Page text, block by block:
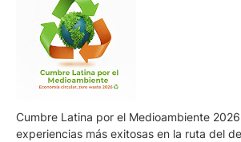
Cumbre Latina por el Medioambiente
experiencias más exitosas en la ruta del